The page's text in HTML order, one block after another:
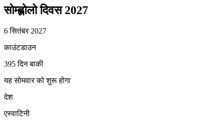
सोम्ह्लोलो दिवस 2027
6 सितंबर 2027
काउंटडाउन
395 दिन बाकी
यह सोमवार को शुरू होगा
देश
एस्वाटिनी